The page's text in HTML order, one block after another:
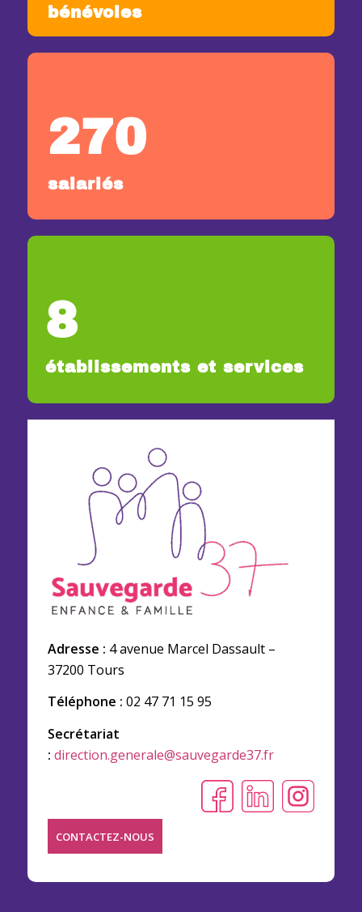
bénévoles
270
salariés
8
établissements et services
Adresse : 4 avenue Marcel Dassault –
37200 Tours
Téléphone : 02 47 71 15 95
Secrétariat
: direction.generale@sauvegarde37.fr
CONTACTEZ-NOUS